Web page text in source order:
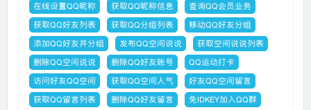
在线设置QQ昵称
获取QQ昵称信息
查询QQ会员业务
获取QQ好友列表
获取QQ分组列表
移动QQ好友分组
添加QQ好友并分组
发布QQ空间说说
获取空间说说列表
删除QQ空间说说
删除QQ好友账号
QQ运动打卡
访问好友QQ空间
获取QQ空间人气
好友QQ空间留言
获取QQ留言列表
删除QQ好友留言
免IDKEY加入QQ群